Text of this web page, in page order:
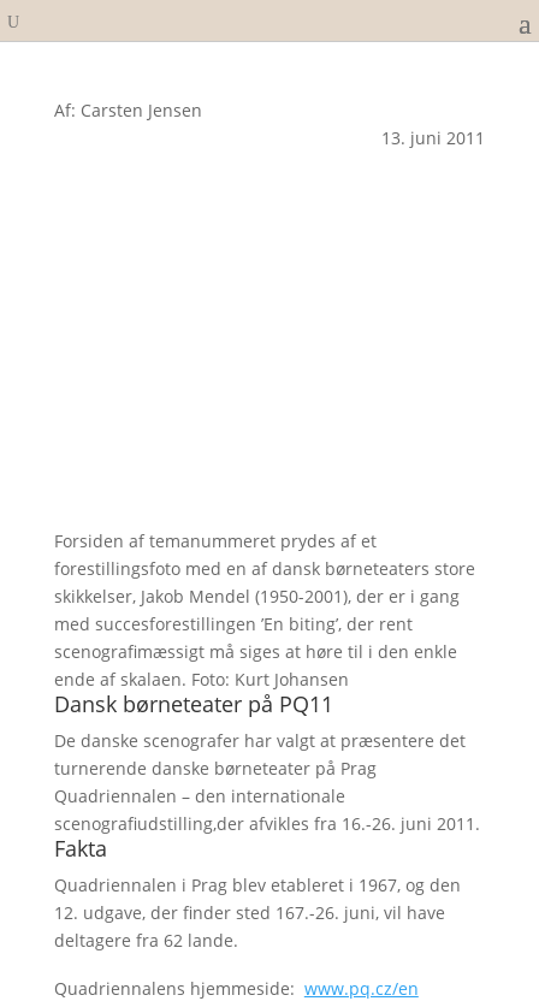
Af: Carsten Jensen
13. juni 2011
Forsiden af temanummeret prydes af et
forestillingsfoto med en af dansk børneteaters store
skikkelser, Jakob Mendel (1950-2001), der er i gang
med succesforestillingen ’En biting’, der rent
scenografimæssigt må siges at høre til i den enkle
ende af skalaen. Foto: Kurt Johansen
Dansk børneteater på PQ11
De danske scenografer har valgt at præsentere det
turnerende danske børneteater på Prag
Quadriennalen – den internationale
scenografiudstilling,der afvikles fra 16.-26. juni 2011.
Fakta
Quadriennalen i Prag blev etableret i 1967, og den
12. udgave, der finder sted 167.-26. juni, vil have
deltagere fra 62 lande.
Quadriennalens hjemmeside: www.pq.cz/en